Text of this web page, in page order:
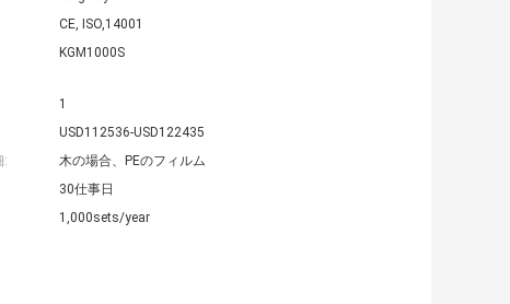
CE, ISO,14001
KGM1000S
1
USD112536-USD122435
:
木の場合、PEのフィルム
30仕事日
1,000sets/year